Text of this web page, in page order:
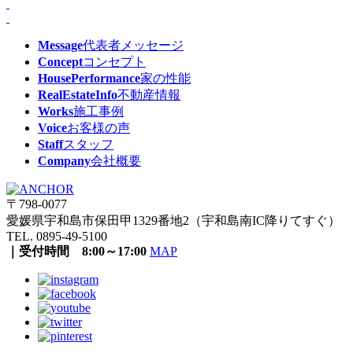
Message代表者メッセージ
Conceptコンセプト
HousePerformance家の性能
RealEstateInfo不動産情報
Works施工事例
Voiceお客様の声
Staffスタッフ
Company会社概要
〒798-0077
愛媛県宇和島市保田甲1329番地2（宇和島南IC降りてすぐ）
TEL. 0895-49-5100
｜受付時間 8:00～17:00 MAP